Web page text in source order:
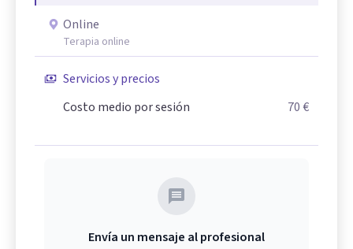
Online
Terapia online
Servicios y precios
Costo medio por sesión
70 €
Envía un mensaje al profesional